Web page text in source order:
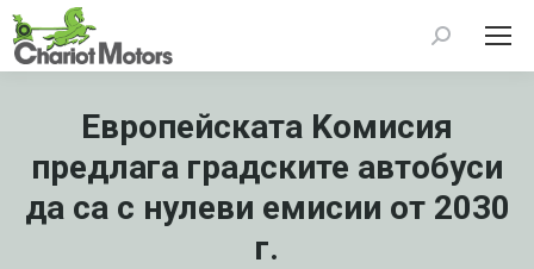
Search:
Европейската Kомисия
предлага градските автобуси
да са с нулеви емисии от 2030
г.